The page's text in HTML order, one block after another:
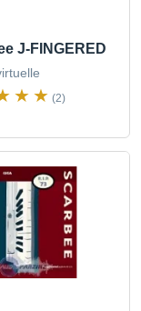
J-FINGERED
(2)